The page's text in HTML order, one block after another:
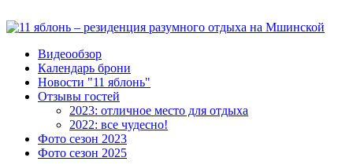
Видеообзор
Календарь брони
Новости "11 яблонь"
Отзывы гостей
2023: отличное место для отдыха
2022: все чудесно!
Фото сезон 2023
Фото сезон 2025